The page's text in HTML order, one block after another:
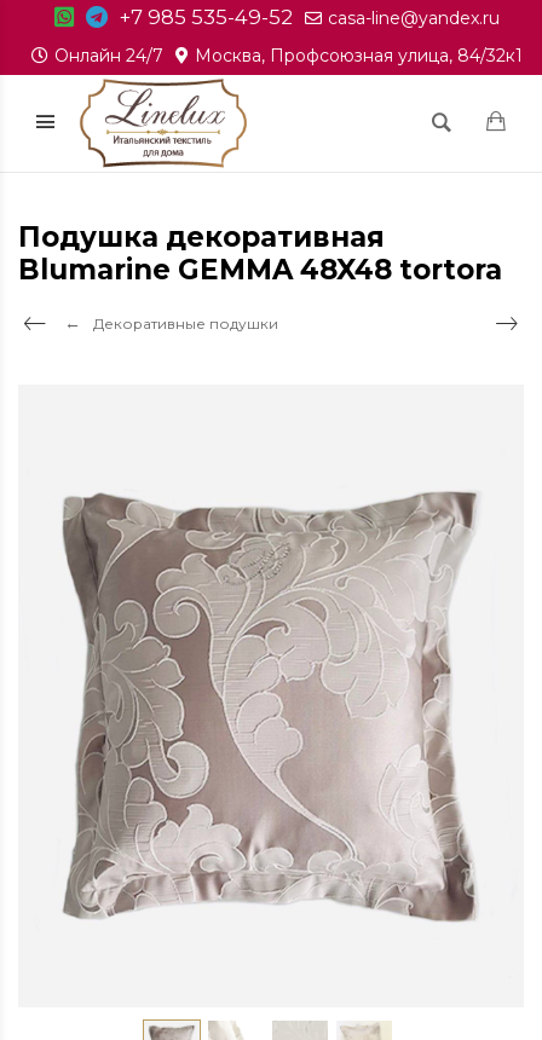
+7 985 535-49-52
casa-line@yandex.ru
Онлайн 24/7
Москва, Профсоюзная улица, 84/32к1
Подушка декоративная
Blumarine GEMMA 48X48 tortora
Декоративные подушки